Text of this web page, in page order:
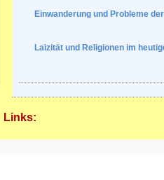
Einwanderung und Probleme
Laizität und Religionen im
Links: